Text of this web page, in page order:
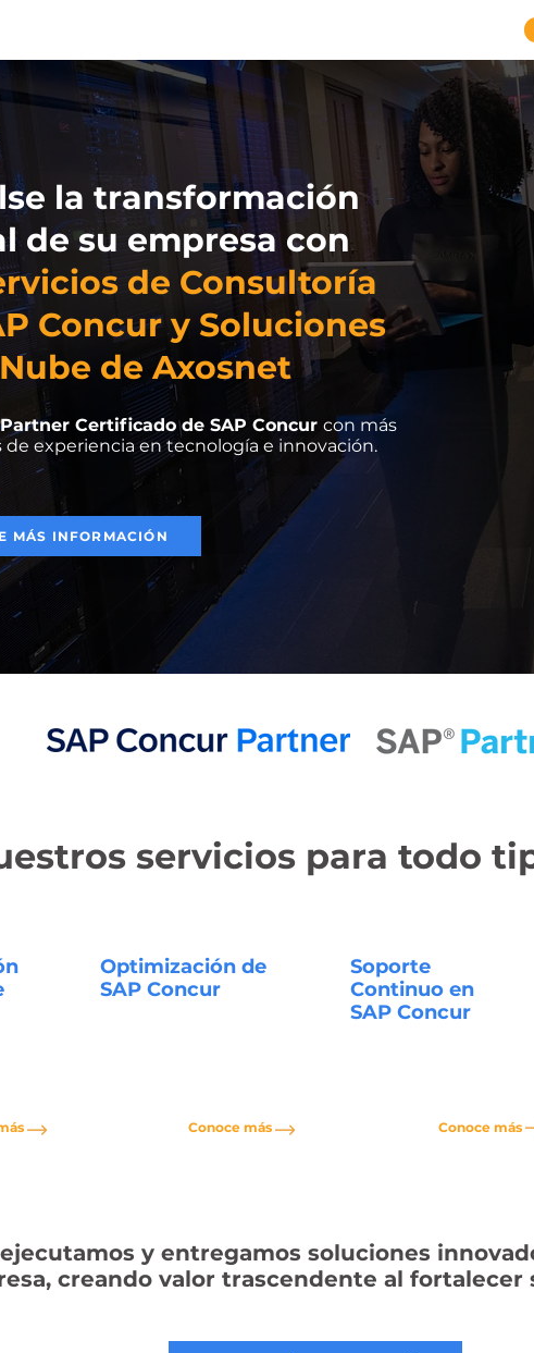
la transformación
de su empresa con
de Consultoría
Concur y Soluciones
de Axosnet
Partner Certificado de SAP Concur con más
de experiencia en tecnología e innovación.
MÁS INFORMACIÓN
servicios para todo
Optimización de
SAP Concur
Conoce más
Soporte
Continuo en
SAP Concur
Conoce más
y entregamos soluciones
creando valor trascendente al fortalecer